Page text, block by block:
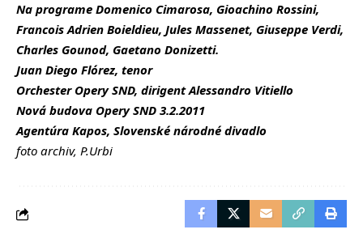
Na programe Domenico Cimarosa, Gioachino Rossini,
Francois Adrien Boieldieu, Jules Massenet, Giuseppe Verdi,
Charles Gounod, Gaetano Donizetti.
Juan Diego Flórez, tenor
Orchester Opery SND, dirigent Alessandro Vitiello
Nová budova Opery SND 3.2.2011
Agentúra Kapos, Slovenské národné divadlo
foto archiv, P.Urbi